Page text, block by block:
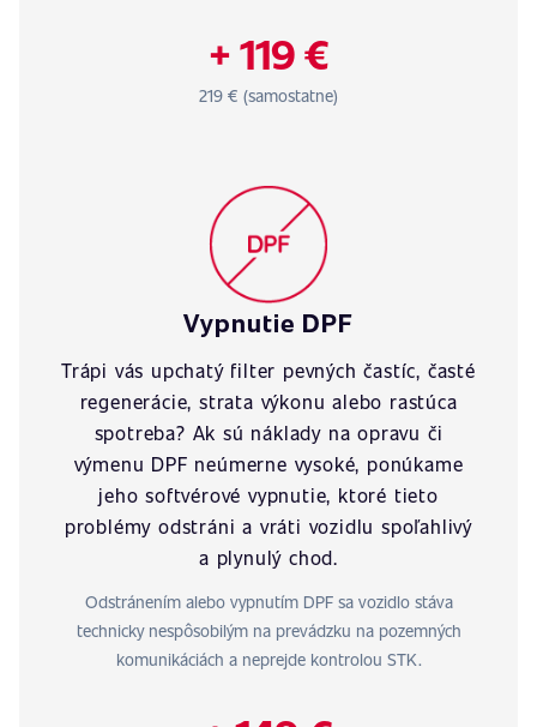
+ 119 €
219 € (samostatne)
Vypnutie DPF
Trápi vás upchatý filter pevných častíc, časté
regenerácie, strata výkonu alebo rastúca
spotreba? Ak sú náklady na opravu či
výmenu DPF neúmerne vysoké, ponúkame
jeho softvérové vypnutie, ktoré tieto
problémy odstráni a vráti vozidlu spoľahlivý
a plynulý chod.
Odstránením alebo vypnutím DPF sa vozidlo stáva
technicky nespôsobilým na prevádzku na pozemných
komunikáciách a neprejde kontrolou STK.